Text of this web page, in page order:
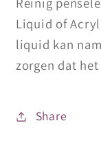
Liquid of
liquid kan
zorgen dat
Share